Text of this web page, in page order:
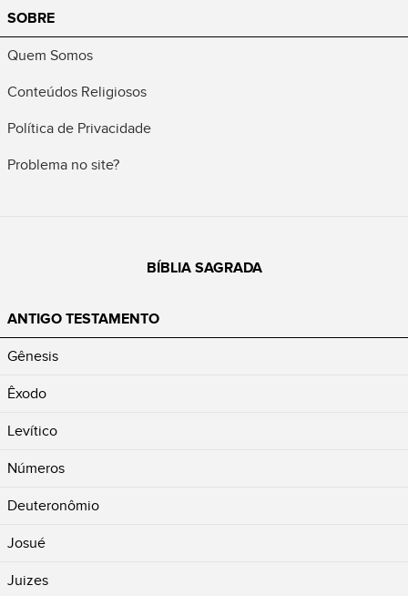
SOBRE
Quem Somos
Conteúdos Religiosos
Política de Privacidade
Problema no site?
BÍBLIA SAGRADA
ANTIGO TESTAMENTO
Gênesis
Êxodo
Levítico
Números
Deuteronômio
Josué
Juizes